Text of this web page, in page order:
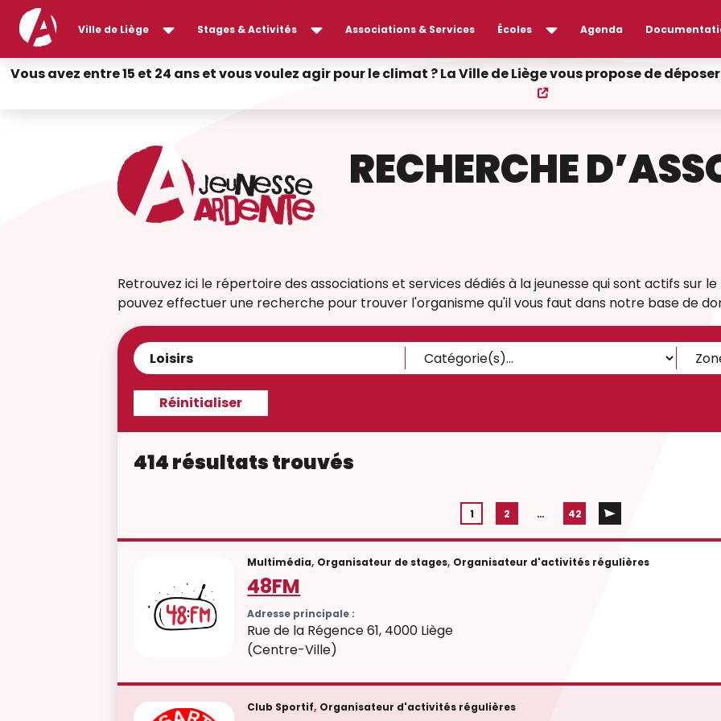
Ville de Liège Stages & Activités Associations & Services Écoles Agenda
Vous avez entre 15 et 24 ans et vous voulez agir pour le climat ? La Ville de Liège vous propose de
RECHERCHE
Retrouvez ici le répertoire des associations et services dédiés à la jeunesse qui sont actifs sur
pouvez effectuer une recherche pour trouver l'organisme qu'il vous faut dans notre base de
414 résultats trouvés
1 2 … 42
Multimédia, Organisateur de stages, Organisateur d'activités régulières
48FM
Adresse principale :
Rue de la Régence 61, 4000 Liège
(Centre-Ville)
Club Sportif, Organisateur d'activités régulières